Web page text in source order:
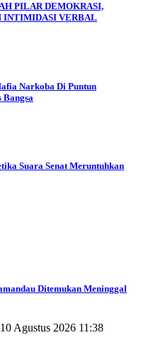
PILAR DEMOKRASI,
INTIMIDASI VERBAL
Narkoba Di Puntun
Bangsa
Suara Senat Meruntuhkan
Ditemukan Meninggal
Agustus 2026 11:38